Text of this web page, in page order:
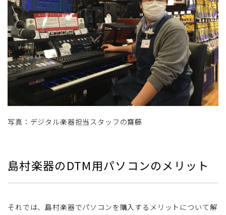
写真：デジタル楽器担当スタッフの齋藤
島村楽器のDTM用パソコンのメリット
それでは、島村楽器でパソコンを購入するメリットについて解